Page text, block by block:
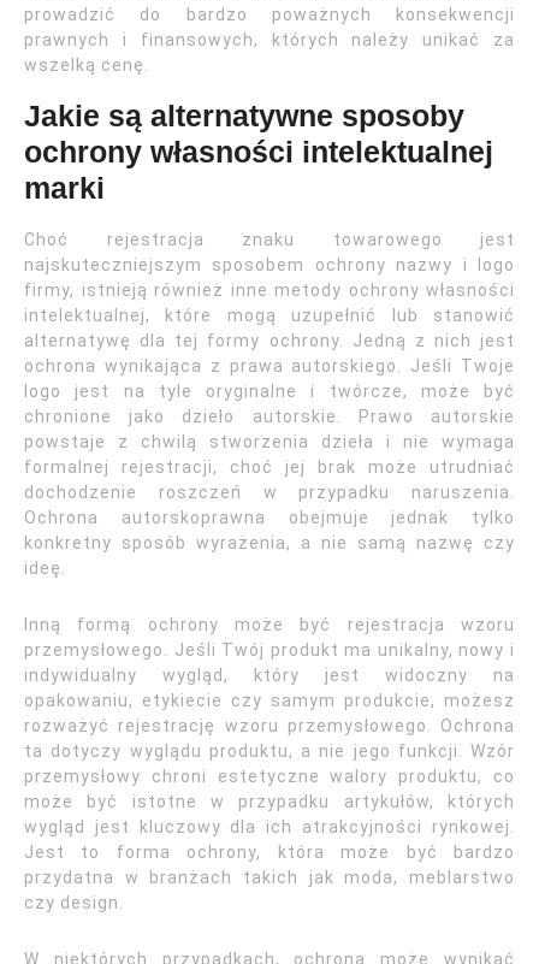
prowadzić do bardzo poważnych konsekwencji
prawnych i finansowych, których należy unikać za
wszelką cenę.
Jakie są alternatywne sposoby
ochrony własności intelektualnej
marki
Choć rejestracja znaku towarowego jest
najskuteczniejszym sposobem ochrony nazwy i logo
firmy, istnieją również inne metody ochrony własności
intelektualnej, które mogą uzupełnić lub stanowić
alternatywę dla tej formy ochrony. Jedną z nich jest
ochrona wynikająca z prawa autorskiego. Jeśli Twoje
logo jest na tyle oryginalne i twórcze, może być
chronione jako dzieło autorskie. Prawo autorskie
powstaje z chwilą stworzenia dzieła i nie wymaga
formalnej rejestracji, choć jej brak może utrudniać
dochodzenie roszczeń w przypadku naruszenia.
Ochrona autorskoprawna obejmuje jednak tylko
konkretny sposób wyrażenia, a nie samą nazwę czy
ideę.
Inną formą ochrony może być rejestracja wzoru
przemysłowego. Jeśli Twój produkt ma unikalny, nowy i
indywidualny wygląd, który jest widoczny na
opakowaniu, etykiecie czy samym produkcie, możesz
rozważyć rejestrację wzoru przemysłowego. Ochrona
ta dotyczy wyglądu produktu, a nie jego funkcji. Wzór
przemysłowy chroni estetyczne walory produktu, co
może być istotne w przypadku artykułów, których
wygląd jest kluczowy dla ich atrakcyjności rynkowej.
Jest to forma ochrony, która może być bardzo
przydatna w branżach takich jak moda, meblarstwo
czy design.
W niektórych przypadkach, ochrona może wynikać